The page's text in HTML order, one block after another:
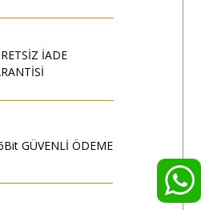
İADE
GÜVENLİ ÖDEME